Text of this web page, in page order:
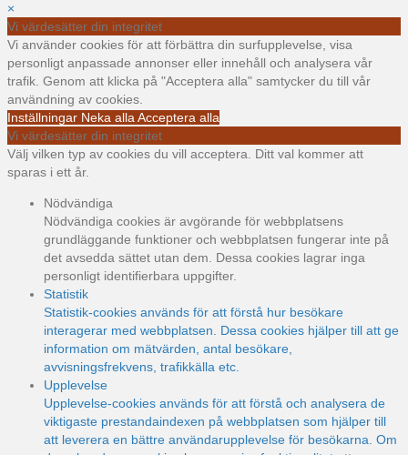
×
Vi värdesätter din integritet
Vi använder cookies för att förbättra din surfupplevelse, visa
personligt anpassade annonser eller innehåll och analysera vår
trafik. Genom att klicka på "Acceptera alla" samtycker du till vår
användning av cookies.
Inställningar Neka alla Acceptera alla
Vi värdesätter din integritet
Välj vilken typ av cookies du vill acceptera. Ditt val kommer att
sparas i ett år.
Nödvändiga
Nödvändiga cookies är avgörande för webbplatsens
grundläggande funktioner och webbplatsen fungerar inte på
det avsedda sättet utan dem. Dessa cookies lagrar inga
personligt identifierbara uppgifter.
Statistik
Statistik-cookies används för att förstå hur besökare
interagerar med webbplatsen. Dessa cookies hjälper till att ge
information om mätvärden, antal besökare,
avvisningsfrekvens, trafikkälla etc.
Upplevelse
Upplevelse-cookies används för att förstå och analysera de
viktigaste prestandaindexen på webbplatsen som hjälper till
att leverera en bättre användarupplevelse för besökarna. Om